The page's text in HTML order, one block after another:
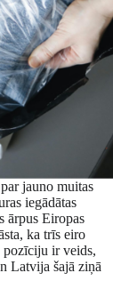
jauno muitas
iegādātas
ārpus Eiropas
ka trīs eiro
pozīciju ir veids,
Latvija šajā ziņā